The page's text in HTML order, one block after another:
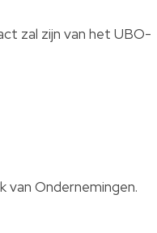
zal zijn van het UBO-
Ondernemingen.